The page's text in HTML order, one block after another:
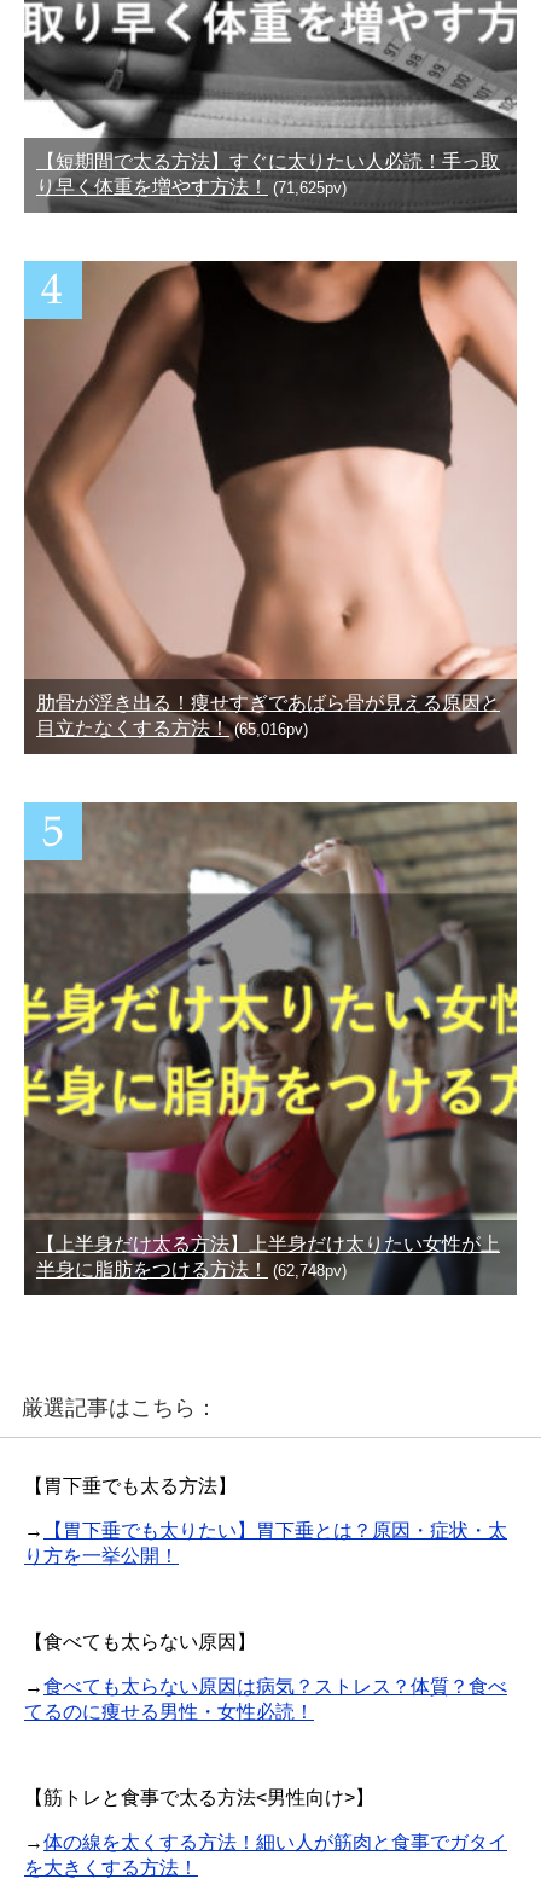
【短期間で太る方法】すぐに太りたい人必読！手っ取
り早く体重を増やす方法！
(71,625pv)
肋骨が浮き出る！痩せすぎであばら骨が見える原因と
目立たなくする方法！(65,016pv)
【上半身だけ太る方法】上半身だけ太りたい女性が上
半身に脂肪をつける方法！
(62,748pv)
厳選記事はこちら：
【胃下垂でも太る方法】
→
【胃下垂でも太りたい】胃下垂とは？原因・症状・太
り方を一挙公開！
【食べても太らない原因】
→食べても太らない原因は病気？ストレス？体質？食べ
てるのに痩せる男性・女性必読！
【筋トレと食事で太る方法<男性向け>】
→体の線を太くする方法！細い人が筋肉と食事でガタイ
を大きくする方法！